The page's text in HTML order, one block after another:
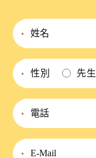
性別 先生